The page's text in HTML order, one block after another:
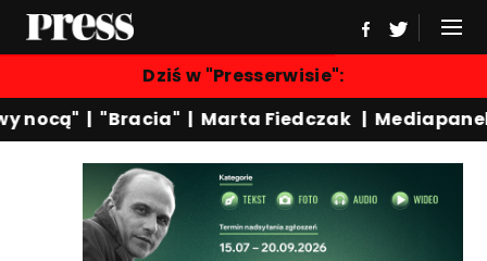
Dziś w "Presserwisie":
nocą"|"Bracia"| Marta Fiedczak|Mediapanel|